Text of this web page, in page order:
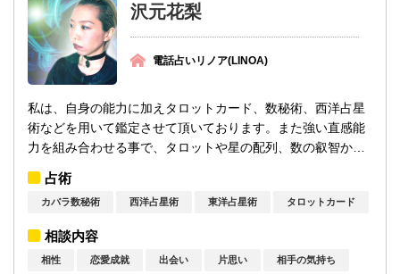
沢元花梨
電話占いリノア(LINOA)
私は、自身の能力に加えタロットカード、数秘術、西洋占星
術などを用いて鑑定させて頂いております。また強い直感能
力を組み合わせる事で、タロットや星の配列、数の叡智から
占術
カバラ数秘術 西洋占星術 東洋占星術 タロットカード
相談内容
相性 恋愛成就 出会い 片思い 相手の気持ち